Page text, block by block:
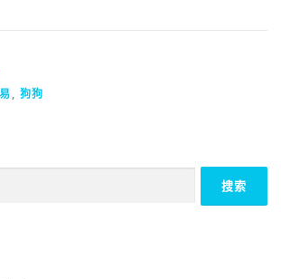
, 狗狗